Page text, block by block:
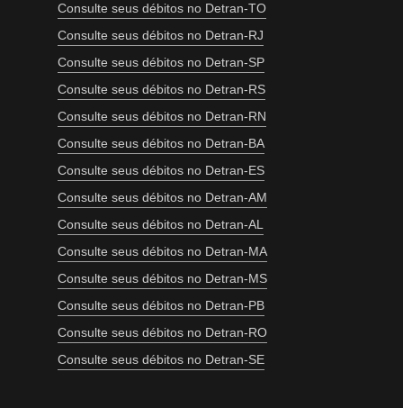
Consulte seus débitos no Detran-TO
Consulte seus débitos no Detran-RJ
Consulte seus débitos no Detran-SP
Consulte seus débitos no Detran-RS
Consulte seus débitos no Detran-RN
Consulte seus débitos no Detran-BA
Consulte seus débitos no Detran-ES
Consulte seus débitos no Detran-AM
Consulte seus débitos no Detran-AL
Consulte seus débitos no Detran-MA
Consulte seus débitos no Detran-MS
Consulte seus débitos no Detran-PB
Consulte seus débitos no Detran-RO
Consulte seus débitos no Detran-SE